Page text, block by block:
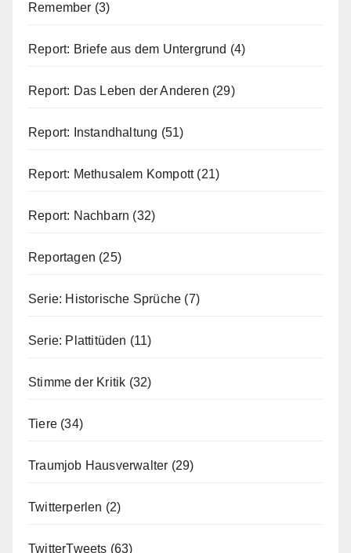
Remember (3)
Report: Briefe aus dem Untergrund (4)
Report: Das Leben der Anderen (29)
Report: Instandhaltung (51)
Report: Methusalem Kompott(21)
Report: Nachbarn (32)
Reportagen (25)
Serie: Historische Sprüche (7)
Serie: Plattitüden (11)
Stimme der Kritik (32)
Tiere (34)
Traumjob Hausverwalter (29)
Twitterperlen (2)
TwitterTweets (63)